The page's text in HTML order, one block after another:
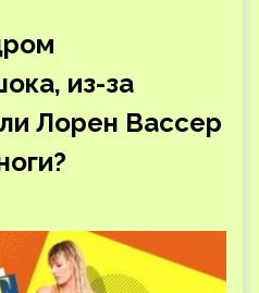
из-за
Лорен Вассер